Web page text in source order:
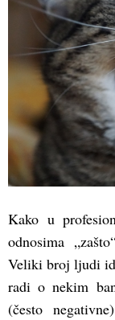
Kako u
odnosima
Veliki broj ljudi
radi o nekim
(često